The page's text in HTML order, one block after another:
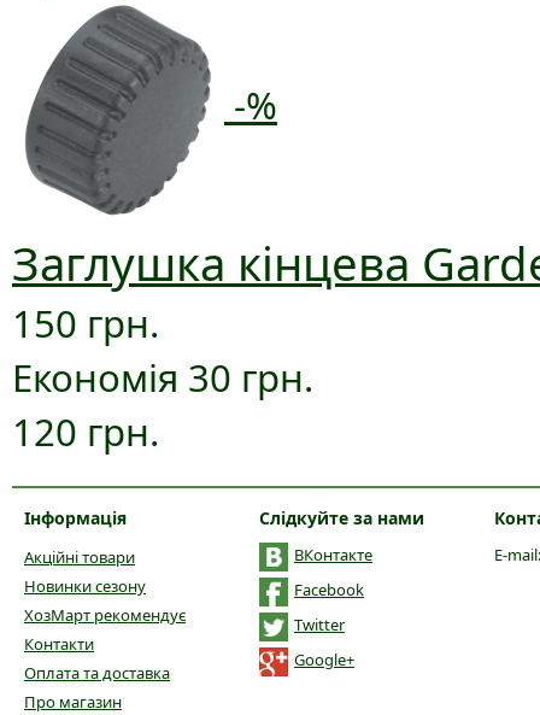
-%
Заглушка кінцева
150 грн.
Економія 30 грн.
120 грн.
Інформація
Акційні товари
Новинки сезону
ХозМарт рекомендує
Контакти
Оплата та доставка
Про магазин
Слідкуйте за нами
ВКонтакте
Facebook
Twitter
Google+
E-